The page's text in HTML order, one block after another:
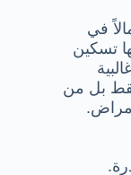
في
تسكين
غالبية
فقط بل من